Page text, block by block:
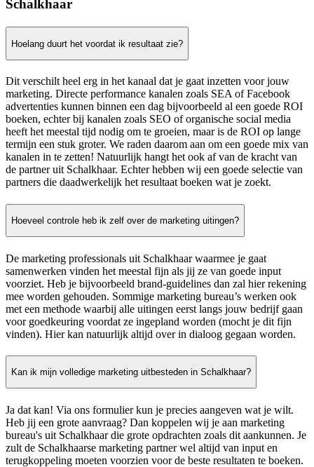
Schalkhaar
Hoelang duurt het voordat ik resultaat zie?
Dit verschilt heel erg in het kanaal dat je gaat inzetten voor jouw
marketing. Directe performance kanalen zoals SEA of Facebook
advertenties kunnen binnen een dag bijvoorbeeld al een goede ROI
boeken, echter bij kanalen zoals SEO of organische social media
heeft het meestal tijd nodig om te groeien, maar is de ROI op lange
termijn een stuk groter. We raden daarom aan om een goede mix van
kanalen in te zetten! Natuurlijk hangt het ook af van de kracht van
de partner uit Schalkhaar. Echter hebben wij een goede selectie van
partners die daadwerkelijk het resultaat boeken wat je zoekt.
Hoeveel controle heb ik zelf over de marketing uitingen?
De marketing professionals uit Schalkhaar waarmee je gaat
samenwerken vinden het meestal fijn als jij ze van goede input
voorziet. Heb je bijvoorbeeld brand-guidelines dan zal hier rekening
mee worden gehouden. Sommige marketing bureau’s werken ook
met een methode waarbij alle uitingen eerst langs jouw bedrijf gaan
voor goedkeuring voordat ze ingepland worden (mocht je dit fijn
vinden). Hier kan natuurlijk altijd over in dialoog gegaan worden.
Kan ik mijn volledige marketing uitbesteden in Schalkhaar?
Ja dat kan! Via ons formulier kun je precies aangeven wat je wilt.
Heb jij een grote aanvraag? Dan koppelen wij je aan marketing
bureau's uit Schalkhaar die grote opdrachten zoals dit aankunnen. Je
zult de Schalkhaarse marketing partner wel altijd van input en
terugkoppeling moeten voorzien voor de beste resultaten te boeken.